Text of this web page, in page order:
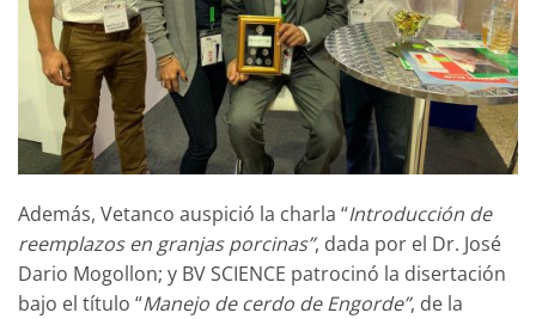
Además, Vetanco auspició la charla “Introducción de
reemplazos en granjas porcinas”, dada por el Dr. José
Dario Mogollon; y BV SCIENCE patrocinó la disertación
bajo el título “Manejo de cerdo de Engorde”, de la